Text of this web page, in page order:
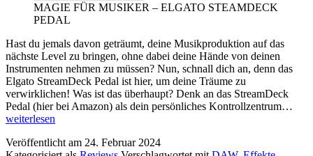
MAGIE FÜR MUSIKER – ELGATO STEAMDECK
PEDAL
Hast du jemals davon geträumt, deine Musikproduktion auf das
nächste Level zu bringen, ohne dabei deine Hände von deinen
Instrumenten nehmen zu müssen? Nun, schnall dich an, denn das
Elgato StreamDeck Pedal ist hier, um deine Träume zu
verwirklichen! Was ist das überhaupt? Denk an das StreamDeck
Pedal (hier bei Amazon) als dein persönliches Kontrollzentrum…
weiterlesen
Veröffentlicht am 24. Februar 2024